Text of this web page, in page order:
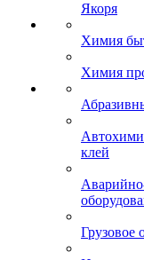
Якоря
Химия
Химия
клей
Грузовое